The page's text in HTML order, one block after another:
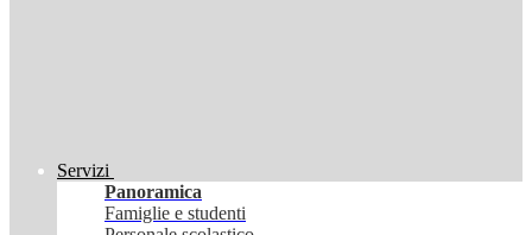
Servizi
Panoramica
Famiglie e studenti